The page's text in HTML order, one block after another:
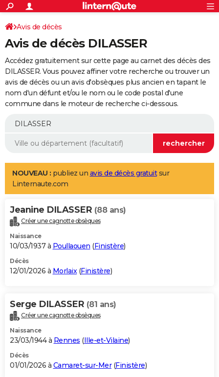
ACTUALITÉS
Politique
Société
Faits Divers
Education
Monde
Villes
+
SPORT
Coupe du monde 2026
Football
Tennis
Cyclisme
Rugby
Forum
Programme TV
TNT
Streaming
Cinéma
Sorties cinéma
Musique
+
FINANCE
Retraite
Epargne
Immobilier
Risques naturels par ville
Banque
Assurance
AUTO
Essais
Réserver un essai
Citadines
Berlines
SUV
Forum auto
+
Mobiles
Meilleur smartphone
Internet
Ordinateurs
Jeux vidéo
Guide high-tech
Aménagement intérieur
LIFESTYLE
Art de vivre
Bien-être
Loisirs
Mode
Modes de vie
Alimentation
Guide de la santé
Maladies
Médicaments
Sommeil
VOYAGE
Destinations
City break
Voyage nature
Voyage de noces
Forum
Climat
+PHOTO
GUIDES D'ACHAT
BONS PLANS
Carte de Noël
Carte Bonne année
Carte Saint-Valentin
Carte Pâques
Carte d'anniversaire
DICTIONNAIRE
Dictionnaire
Biographies
Citations
Expressions
Proverbes
PROGRAMME TV
S'inscrire
Se connecter
Lycées
Collèges
Primaires
Universités
Entreprises
Service militaire
Avis de recherche
AVIS DE DÉCÈS
Avis de décès
Avis de décès DILASSER
Accédez gratuitement sur cette page au carnet des décès des
DILASSER. Vous pouvez affiner votre recherche ou trouver un
avis de décès ou un avis d'obsèques plus ancien en tapant le
nom d'un défunt et/ou le nom ou le code postal d'une
commune dans le moteur de recherche ci-dessous.
NOUVEAU : publiez un avis de décès gratuitsur
Linternaute.com
Jeanine DILASSER (88 ans)
Créer une cagnotte obsèques
Naissance
10/03/1937 à Poullaouen (Finistère)
Décès
12/01/2026 à Morlaix(Finistère)
Serge DILASSER (81 ans)
Créer une cagnotte obsèques
Naissance
23/03/1944 à Rennes (Ille-et-Vilaine)
Décès
01/01/2026 à Camaret-sur-Mer(Finistère)